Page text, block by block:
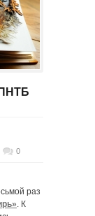
0
раз
. К